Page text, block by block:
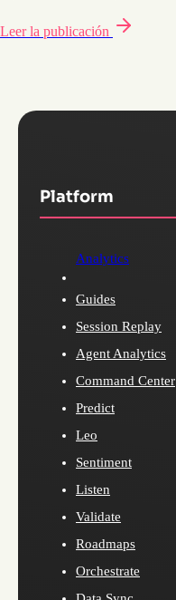
Leer la publicación
Platform
Analytics
Guides
Session Replay
Agent Analytics
Command Center
Predict
Leo
Sentiment
Listen
Validate
Roadmaps
Orchestrate